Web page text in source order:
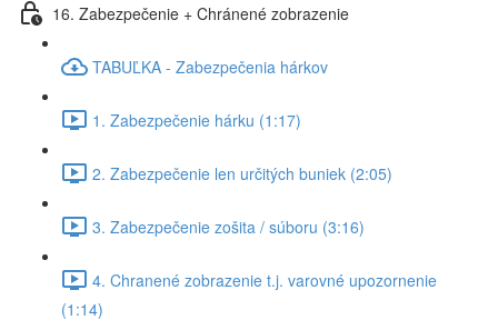
16. Zabezpečenie + Chránené zobrazenie
TABUĽKA - Zabezpečenia hárkov
1. Zabezpečenie hárku (1:17)
2. Zabezpečenie len určitých buniek (2:05)
3. Zabezpečenie zošita / súboru (3:16)
4. Chranené zobrazenie t.j. varovné upozornenie
(1:14)